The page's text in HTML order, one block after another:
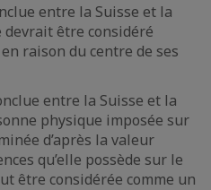
entre la Suisse et la
être considéré
raison du centre de ses
entre la Suisse et la
physique imposée sur
d’après la valeur
qu’elle possède sur le
être considérée comme un